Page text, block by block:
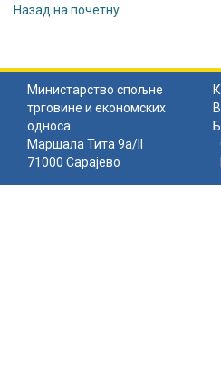
Назад на почетну
Министарство спољне
трговине и економских
односа
Маршала Тита 9а/II
71000 Сарајево